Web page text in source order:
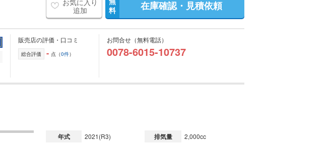
お気に入り
追加
料
在庫確認・見積依頼
販売店の評価・口コミ
総合評価 - 点（0件）
お問合せ（無料電話）
0078-6015-10737
年式 2021(R3) 排気量 2,000cc